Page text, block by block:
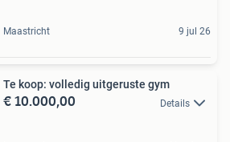
Maastricht 9 jul 26
Te koop: volledig uitgeruste gym
€ 10.000,00 Details